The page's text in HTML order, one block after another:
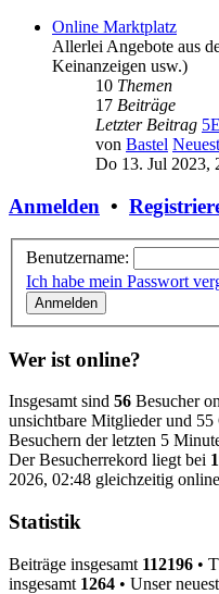
Online Marktplatz
Allerlei Angebote aus
Keinanzeigen usw.)
10 Themen
17 Beiträge
Letzter Beitrag
von Bastel
Do 13. Jul 2023,
Anmelden •
Benutzername:
Ich habe mein Passwort
Wer ist online?
Insgesamt sind 56 Besucher
unsichtbare Mitglieder und 55
Besuchern der letzten 5
Der Besucherrekord liegt bei
2026, 02:48 gleichzeitig
Statistik
Beiträge insgesamt 112196 •
insgesamt 1264 • Unser